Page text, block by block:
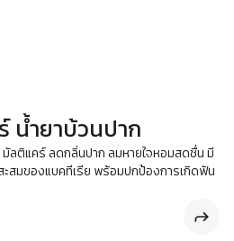
น้ำยาบ้วนปาก
ลติแคร์ ลดกลิ่นปาก ลมหายใจหอมสดชื่น มี
สมของแบคทีเรีย พร้อมปกป้องการเกิดฟัน